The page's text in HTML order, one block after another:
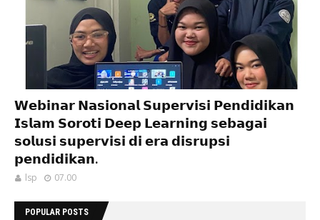
𝗪𝗲𝗯𝗶𝗻𝗮𝗿 𝗡𝗮𝘀𝗶𝗼𝗻𝗮𝗹 𝗦𝘂𝗽𝗲𝗿𝘃𝗶𝘀𝗶 𝗣𝗲𝗻𝗱𝗶𝗱𝗶𝗸𝗮𝗻
𝗜𝘀𝗹𝗮𝗺 𝗦𝗼𝗿𝗼𝘁𝗶 𝗗𝗲𝗲𝗽 𝗟𝗲𝗮𝗿𝗻𝗶𝗻𝗴 𝘀𝗲𝗯𝗮𝗴𝗮𝗶
𝘀𝗼𝗹𝘂𝘀𝗶 𝘀𝘂𝗽𝗲𝗿𝘃𝗶𝘀𝗶 𝗱𝗶 𝗲𝗿𝗮 𝗱𝗶𝘀𝗿𝘂𝗽𝘀𝗶
𝗽𝗲𝗻𝗱𝗶𝗱𝗶𝗸𝗮𝗻.
lsp 07.00
POPULAR POSTS